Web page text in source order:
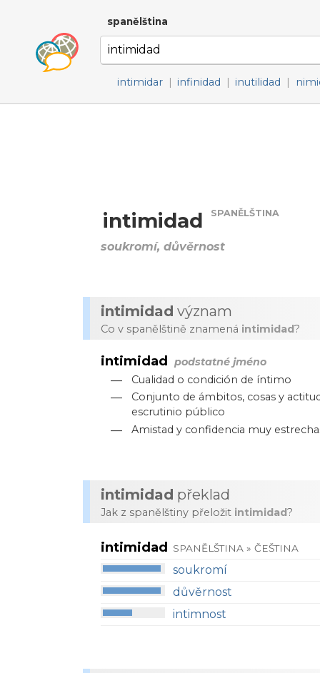
spanělština
intimidar | infinidad | inutilidad |
intimidad SPANĚLŠTINA
soukromí, důvěrnost
intimidad význam
Co v spanělštině znamená intimidad?
intimidad podstatné jméno
— Cualidad o condición de íntimo
—
Conjunto de ámbitos, cosas y
escrutinio público
— Amistad y confidencia muy
intimidad překlad
Jak z spanělštiny přeložit intimidad?
intimidad SPANĚLŠTINA » ČEŠTINA
soukromí
důvěrnost
intimnost